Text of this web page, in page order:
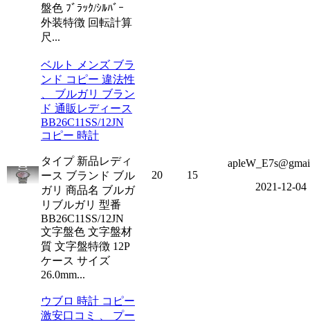
盤色 ﾌﾞﾗｯｸ/ｼﾙﾊﾞｰ
外装特徴 回転計算
尺...
ベルト メンズ ブラ
ンド コピー 違法性
、 ブルガリ ブラン
ド 通販レディース
BB26C11SS/12JN
コピー 時計
タイプ 新品レディ
ース ブランド ブル
ガリ 商品名 ブルガ
リブルガリ 型番
BB26C11SS/12JN
文字盤色 文字盤材
質 文字盤特徴 12P
ケース サイズ
26.0mm...
20 15
2021-12-04
ウブロ 時計 コピー
激安口コミ 、 プー